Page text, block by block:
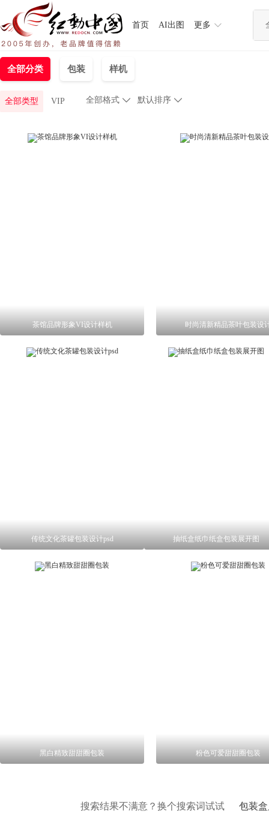
首页 AI出图 更多
全部分类 包装 样机
全部类型 VIP 
全部格式 默认排序 
茶馆品牌形象VI设计样机 时尚清新精品茶叶包装设
传统文化茶罐包装设计psd 抽纸盒纸巾纸盒包装展开图
黑白精致甜甜圈包装 粉色可爱甜甜圈包装
搜索结果不满意？换个搜索词试试 包装